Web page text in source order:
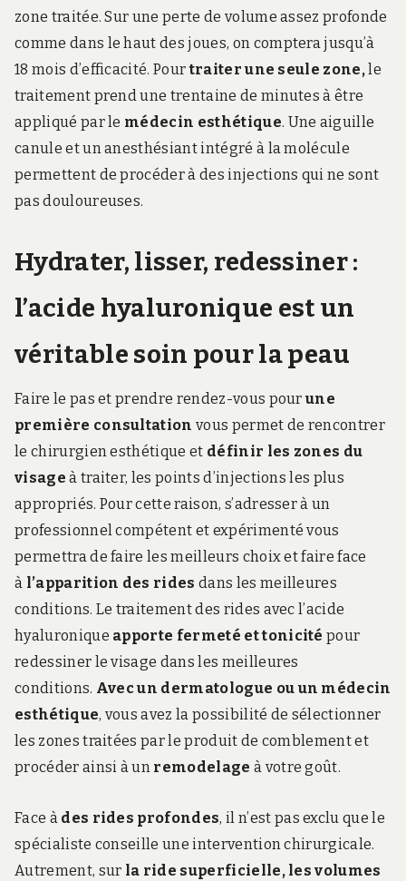
zone traitée. Sur une perte de volume assez profonde
comme dans le haut des joues, on comptera jusqu’à
18 mois d’efficacité. Pourtraiter une seule zone,le
traitement prend une trentaine de minutes à être
appliqué par le médecin esthétique. Une aiguille
canule et un anesthésiant intégré à la molécule
permettent de procéder à des injections qui ne sont
pas douloureuses.
Hydrater, lisser, redessiner :
l’acide hyaluronique est un
véritable soin pour la peau
Faire le pas et prendre rendez-vous pourune
première consultation vous permet de rencontrer
le chirurgien esthétique et définir les zones du
visage à traiter, les points d’injections les plus
appropriés. Pour cette raison, s’adresser à un
professionnel compétent et expérimenté vous
permettra de faire les meilleurs choix et faire face
à l’apparition des ridesdans les meilleures
conditions. Le traitement des rides avec l’acide
hyaluronique apporte fermeté et tonicité pour
redessiner le visage dans les meilleures
conditions. Avec un dermatologue ou un médecin
esthétique, vous avez la possibilité de sélectionner
les zones traitées par le produit de comblement et
procéder ainsi à un remodelage à votre goût.
Face à des rides profondes, il n’est pas exclu que le
spécialiste conseille une intervention chirurgicale.
Autrement, sur la ride superficielle, les volumes